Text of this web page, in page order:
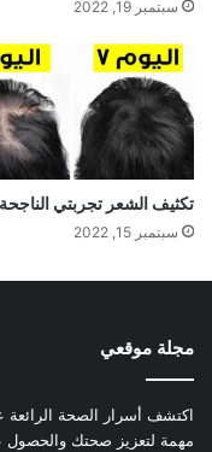
سبتمبر 19, 2022
تكثيف الشعر تجربتي
سبتمبر 15, 2022
مجلة موقعي
اكتشف أسرار الصحة
مهمة لتعزيز صحتك والحصول